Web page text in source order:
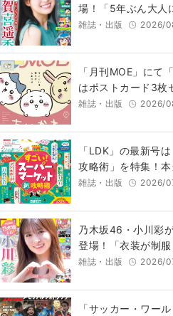
場！「5年ぶん大人
雑誌・出版 2026/
「月刊MOE」にて
はポストカード3枚
雑誌・出版 2026/
「LDK」の最新号
攻略術」を特集！
雑誌・出版 2026/
乃木坂46・小川彩
登場！「衣装が制
雑誌・出版 2026/
「サッカー・ワー